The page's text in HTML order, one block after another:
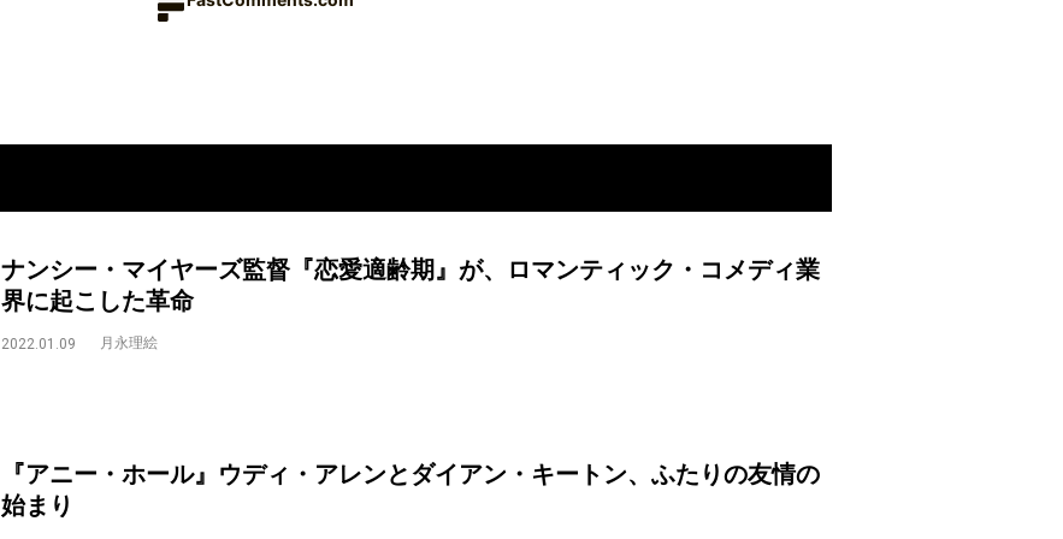
ナンシー・マイヤーズ監督『恋愛適齢期』が、ロマンティック・コメディ業
界に起こした革命
2022.01.09 月永理絵
『アニー・ホール』ウディ・アレンとダイアン・キートン、ふたりの友情の
始まり